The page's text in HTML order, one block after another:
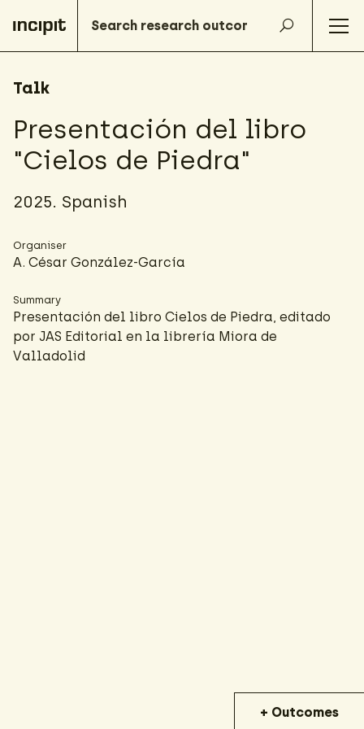
Talk
Presentación del libro
"Cielos de Piedra"
2025. Spanish
Organiser
A. César González-García
Summary
Presentación del libro Cielos de Piedra, editado
por JAS Editorial en la librería Miora de
Valladolid
+ Outcomes